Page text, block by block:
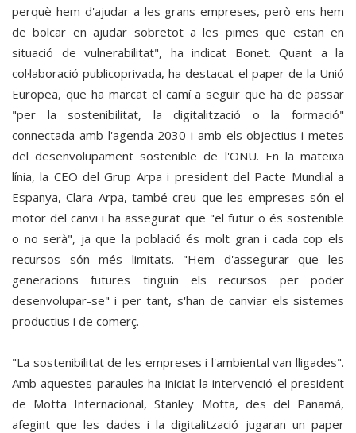
perquè hem d'ajudar a les grans empreses, però ens hem
de bolcar en ajudar sobretot a les pimes que estan en
situació de vulnerabilitat", ha indicat Bonet. Quant a la
col·laboració publicoprivada, ha destacat el paper de la Unió
Europea, que ha marcat el camí a seguir que ha de passar
"per la sostenibilitat, la digitalització o la formació"
connectada amb l'agenda 2030 i amb els objectius i metes
del desenvolupament sostenible de l'ONU. En la mateixa
línia, la CEO del Grup Arpa i president del Pacte Mundial a
Espanya, Clara Arpa, també creu que les empreses són el
motor del canvi i ha assegurat que "el futur o és sostenible
o no serà", ja que la població és molt gran i cada cop els
recursos són més limitats. "Hem d'assegurar que les
generacions futures tinguin els recursos per poder
desenvolupar-se" i per tant, s'han de canviar els sistemes
productius i de comerç.
"La sostenibilitat de les empreses i l'ambiental van lligades".
Amb aquestes paraules ha iniciat la intervenció el president
de Motta Internacional, Stanley Motta, des del Panamá,
afegint que les dades i la digitalització jugaran un paper